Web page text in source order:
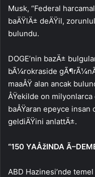
Musk, “Federal
baÄŸlÄ± deÄŸil,
bulundu.
DOGE’nin bazÄ±
bÃ¼rokraside
maaÅŸ alan ancak
ÅŸekilde on
baÅŸaran epeyce
geldiÄŸini anlattÄ±.
“150 YAÅžINDA
ABD Hazinesi’nde